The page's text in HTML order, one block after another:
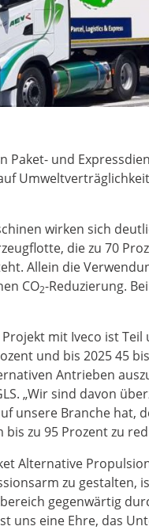
Paket- und
wirken sich
die zu 70
Allein die
CO2-Reduzierung.
Projekt mit Iveco ist
und bis 2025 45
Antrieben
„Wir sind davon
unsere Branche hat,
zu 95 Prozent zu
Alternative
zu
gegenwärtig
uns eine Ehre, das